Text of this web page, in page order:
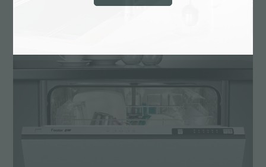
PRODUITS